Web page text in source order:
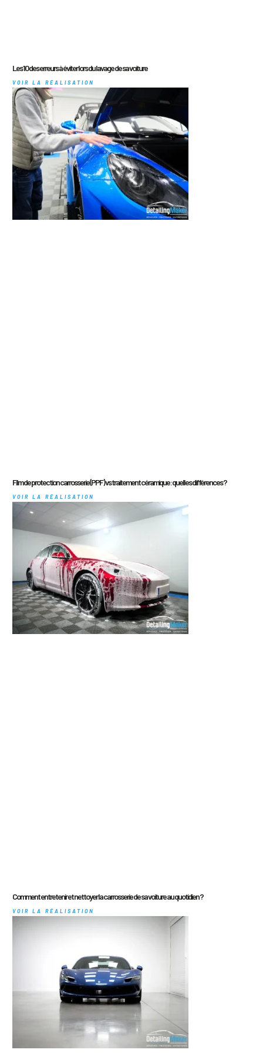
Les 10 des erreurs à éviter lors du lavage de sa voiture
VOIR LA RÉALISATION
Film de protection carrosserie (PPF) vs traitement céramique : quelles différences ?
VOIR LA RÉALISATION
Comment entretenir et nettoyer la carrosserie de sa voiture au quotidien ?
VOIR LA RÉALISATION